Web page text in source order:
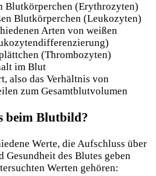
Blutkörperchen (Erythrozyten)
Blutkörperchen (Leukozyten)
Arten von weißen
(Thrombozyten)
im Blut
also das Verhältnis von
zum Gesamtblutvolumen
beim Blutbild?
Werte, die Aufschluss über
Gesundheit des Blutes geben
Werten gehören: